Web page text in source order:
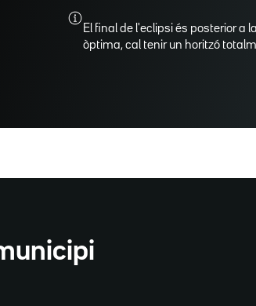
El final de l'eclipsi és posterior a
òptima, cal tenir un horitzó